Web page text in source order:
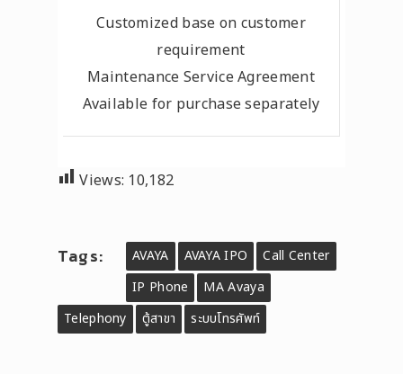
Customized base on customer
requirement
Maintenance Service Agreement
Available for purchase separately
Views: 10,182
Tags: AVAYA AVAYA IPO
Call Center
IP Phone
MA Avaya
Telephony
ตู้สาขา ระบบโทรศัพท์